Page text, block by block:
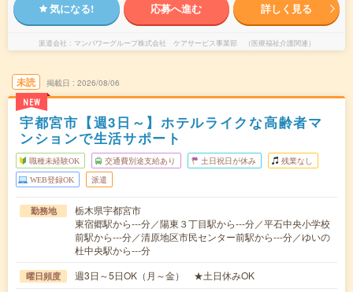
気になる! 応募へ進む 詳しく見る
派遣会社 マンパワーグループ株式会社 ケアサービス事業部 （医療福祉介護関連）
未読
NEW
掲載日 2026/08/06
宇都宮市【週3日～】ホテルライクな高齢者マ
ンションで生活サポート
職種未経験OK 交通費別途支給あり 土日祝日が休み 残業なし
WEB登録OK 派遣
勤務地
栃木県宇都宮市
東宿郷駅から---分／陽東３丁目駅から---分／平石中央小学校
前駅から---分／清原地区市民センター前駅から---分／ゆいの
杜中央駅から---分
曜日頻度 週3日～5日OK（月～金） ★土日休みOK